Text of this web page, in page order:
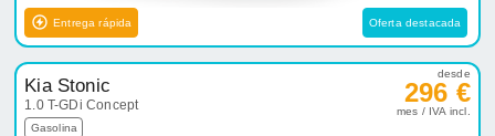
Entrega rápida Oferta destacada
Kia Stonic
1.0 T-GDi Concept
Gasolina
desde
296 €
mes / IVA incl.